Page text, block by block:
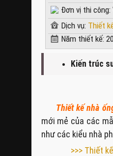
Đơn vị thi
Dịch vụ: Thiết
Năm thiết kế:
Kiến trúc
Thiết kế nhà
mới mẻ của các
như các kiểu nhà
>>> Thiết